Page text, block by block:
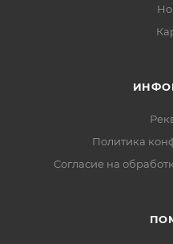
Политика
Cогласие на